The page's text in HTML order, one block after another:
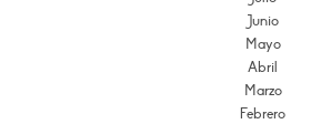
Junio
Mayo
Abril
Marzo
Febrero